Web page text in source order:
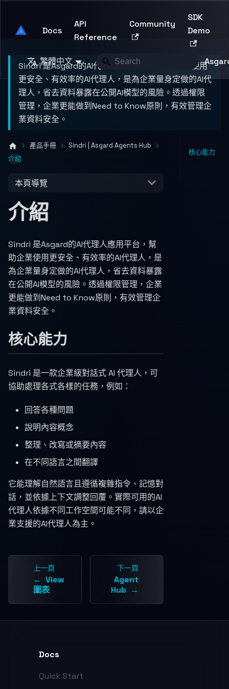
Asgard Developer
Docs
API
Reference
Community
SDK
Demo
繁體中文
Sindri 是Asgard的AI代理人應用平台，幫助企業使用
更安全、有效率的AI代理人，是為企業量身定做的AI代
理人，省去資料暴露在公開AI模型的風險。透過權限
管理，企業更能做到Need to Know原則，有效管理企
業資料安全。
產品手冊
Sindri | Asgard Agents Hub
介紹
本頁導覽
介紹
Sindri 是Asgard的AI代理人應用平台，幫
助企業使用更安全、有效率的AI代理人，是
為企業量身定做的AI代理人，省去資料暴露
在公開AI模型的風險。透過權限管理，企業
更能做到Need to Know原則，有效管理企
業資料安全。
核心能力
Sindri 是一款企業級對話式 AI 代理人，可
協助處理各式各樣的任務，例如：
回答各種問題
說明內容概念
整理、改寫或摘要內容
在不同語言之間翻譯
它能理解自然語言且遵循複雜指令、記憶對
話，並依據上下文調整回覆。實際可用的AI
代理人依據不同工作空間可能不同，請以企
業支援的AI代理人為主。
上一頁
View
圖表
下一頁
Agent
Hub
核心能力
Docs
Quick Start